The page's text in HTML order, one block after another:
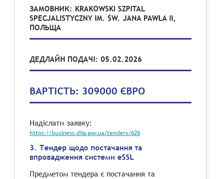
ЗАМОВНИК: KRAKOWSKI SZPITAL
SPECJALISTYCZNY IM. ŚW. JANA PAWŁA II,
ПОЛЬЩА
ДЕДЛАЙН ПОДАЧІ: 05.02.2026
ВАРТІСТЬ: 309000 ЄВРО
Надіслати заявку:
https://business.diia.gov.ua/tenders/626
3. Тендер щодо постачання та
впровадження системи eSSL
Предметом тендера є постачання та